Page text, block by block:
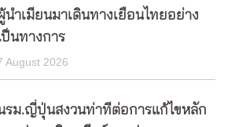
นำเมียนมาเดินทางเยือนไทยอย่าง
ป็นทางการ
August 2026
รม.ญี่ปุ่นสงวนท่าทีต่อการแก้ไขหลัก